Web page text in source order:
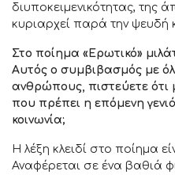
διυποκειμενικότητας, της
κυριαρχεί παρά την ψευδή
Στο ποίημα «Ερωτικό»
Αυτός ο συμβιβασμός με
ανθρώπους, πιστεύετε ότι
που πρέπει η επόμενη
κοινωνία;
Η λέξη κλειδί στο ποίημα
Αναφέρεται σε ένα βαθιά